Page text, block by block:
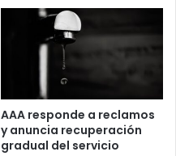
AAA responde a reclamos
y anuncia recuperación
gradual del servicio